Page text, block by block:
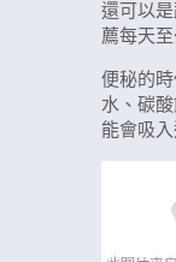
還可以
薦每天
便秘的時
水、碳
能會吸